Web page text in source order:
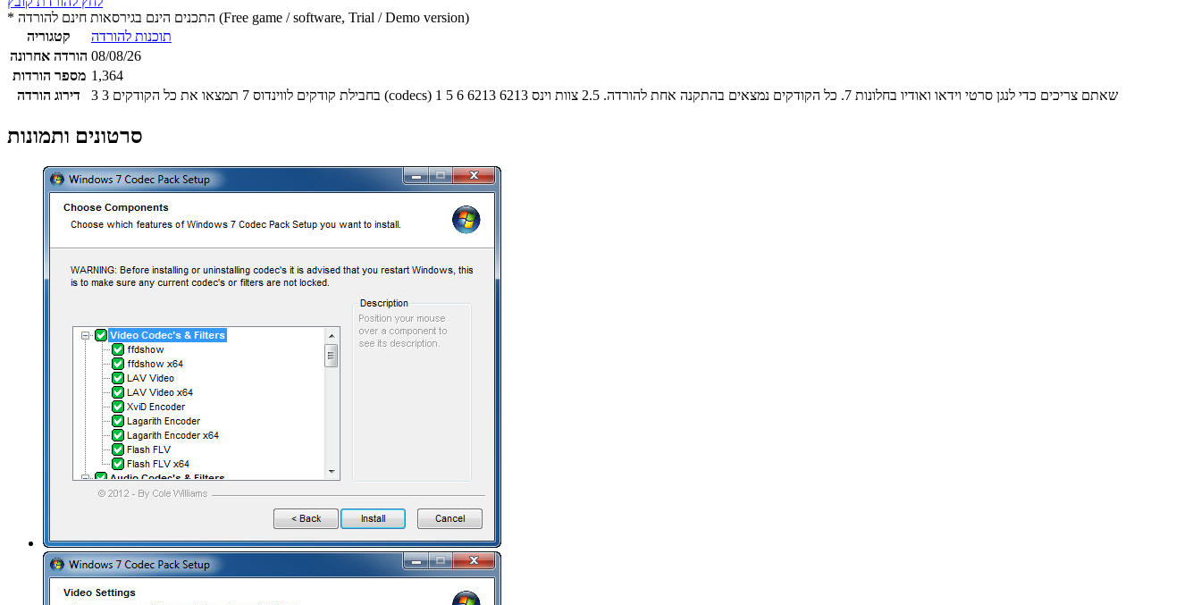
* התכנים הינם בגירסאות חינם להורדה (Free game / software, Trial / Demo version)
קטגוריה
תוכנות להורדה
הורדה אחרונה 08/08/26
מספר הורדות 1,364
דירוג הורדה
3 3 בחבילת קודקים לווינדוס 7 תמצאו את כל הקודקים (codecs) שאתם צריכים כדי לנגן סרטי וידאו ואודיו בחלונות 7. כל הקודקים נמצאים בהתקנה אחת להורדה. 2.5 צוות וינס 6213
6213
6
5
1
סרטונים ותמונות